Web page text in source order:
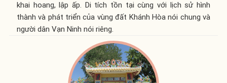
khai hoang, lập ấp. Di tích tồn tại cùng với lịch sử hình
thành và phát triển của vùng đất Khánh Hòa nói chung và
người dân Vạn Ninh nói riêng.